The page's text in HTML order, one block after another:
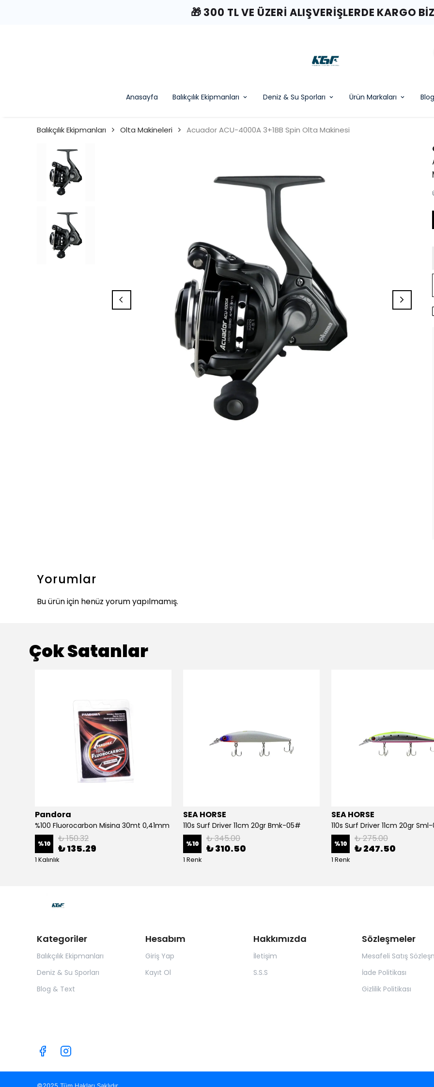
🎁 300 TL VE ÜZERI ALIŞVERIŞLERDE KARGO
Anasayfa Balıkçılık Ekipmanları Deniz & Su Sporları Ürün Markaları
Balıkçılık Ekipmanları Olta Makineleri Acuador ACU-4000A 3+1BB Spin Olta Makinesi
Yorumlar
Bu ürün için henüz yorum yapılmamış.
Çok Satanlar
Pandora
%100 Fluorocarbon Misina 30mt 0,41mm
%10 ₺ 150.32
₺ 135.29
1 Kalınlık
SEA HORSE
110s Surf Driver 11cm 20gr Bmk-05#
%10 ₺ 345.00
₺ 310.50
1 Renk
SEA HORSE
110s Surf Driver 11cm 20gr
%10 ₺ 275.00
₺ 247.50
1 Renk
Kategoriler
Balıkçılık Ekipmanları
Deniz & Su Sporları
Blog & Text
Hesabım
Giriş Yap
Kayıt Ol
Hakkımızda
İletişim
S.S.S
Sözleşmeler
Mesafeli Satış
İade Politikası
Gizlilik Politikası